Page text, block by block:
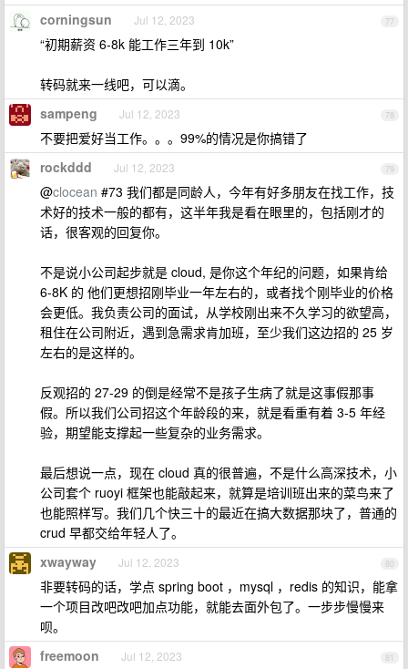
77
corningsun Jul 12, 2023
“初期薪资 6-8k 能工作三年到 10k”
转码就来一线吧，可以滴。
78
sampeng Jul 12, 2023
不要把爱好当工作。。。99%的情况是你搞错了
79
rockddd Jul 12, 2023
@clocean #73 我们都是同龄人，今年有好多朋友在找工作，技
术好的技术一般的都有，这半年我是看在眼里的，包括刚才的
话，很客观的回复你。
不是说小公司起步就是 cloud, 是你这个年纪的问题，如果肯给
6-8K 的 他们更想招刚毕业一年左右的，或者找个刚毕业的价格
会更低。我负责公司的面试，从学校刚出来不久学习的欲望高，
租住在公司附近，遇到急需求肯加班，至少我们这边招的 25 岁
左右的是这样的。
反观招的 27-29 的倒是经常不是孩子生病了就是这事假那事
假。所以我们公司招这个年龄段的来，就是看重有着 3-5 年经
验，期望能支撑起一些复杂的业务需求。
最后想说一点，现在 cloud 真的很普遍，不是什么高深技术，小
公司套个 ruoyi 框架也能敲起来，就算是培训班出来的菜鸟来了
也能照样写。我们几个快三十的最近在搞大数据那块了，普通的
crud 早都交给年轻人了。
80
xwayway Jul 12, 2023
非要转码的话，学点 spring boot ，mysql ，redis 的知识，能拿
一个项目改吧改吧加点功能，就能去面外包了。一步步慢慢来
呗。
81
freemoon Jul 12, 2023